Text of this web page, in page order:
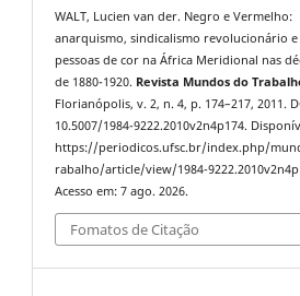
WALT, Lucien van der. Negro e Vermelho:
anarquismo, sindicalismo revolucionário e
pessoas de cor na África Meridional nas
de 1880-1920. Revista Mundos do
Florianópolis, v. 2, n. 4, p. 174–217, 2011.
10.5007/1984-9222.2010v2n4p174.
https://periodicos.ufsc.br/index.php/
rabalho/article/view/1984-
Acesso em: 7 ago. 2026.
Fomatos de Citação